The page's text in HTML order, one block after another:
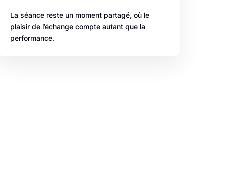
La séance reste un moment partagé, où le
plaisir de l’échange compte autant que la
performance.